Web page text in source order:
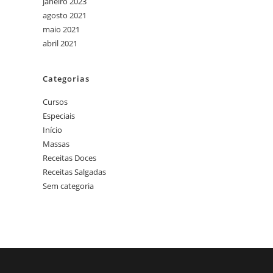
agosto 2021
maio 2021
abril 2021
Categorias
Cursos
Especiais
Início
Massas
Receitas Doces
Receitas Salgadas
Sem categoria